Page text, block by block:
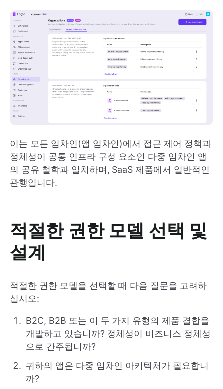
이는 모든 임차인(앱 임차인)에서 접근 제어 정책과
정체성이 공통 인프라 구성 요소인 다중 임차인 앱
의 공유 철학과 일치하며, SaaS 제품에서 일반적인
관행입니다.
적절한 권한 모델 선택 및
설계
적절한 권한 모델을 선택할 때 다음 질문을 고려하
십시오:
B2C, B2B 또는 이 두 가지 유형의 제품 결합을
개발하고 있습니까? 정체성이 비즈니스 정체성
으로 간주됩니까?
귀하의 앱은 다중 임차인 아키텍처가 필요합니
까?